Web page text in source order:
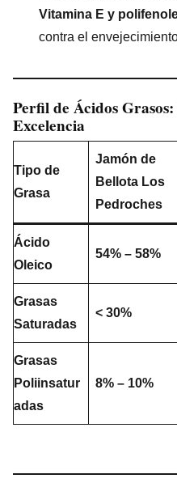
Vitamina E y
contra el
Perfil de Ácidos
Excelencia
Tipo de
Grasa
Jamón de
Bellota Los
Pedroches
Ácido
Oleico
54% – 58%
Grasas
Saturadas
< 30%
Grasas
Poliinsatur
adas
8% – 10%